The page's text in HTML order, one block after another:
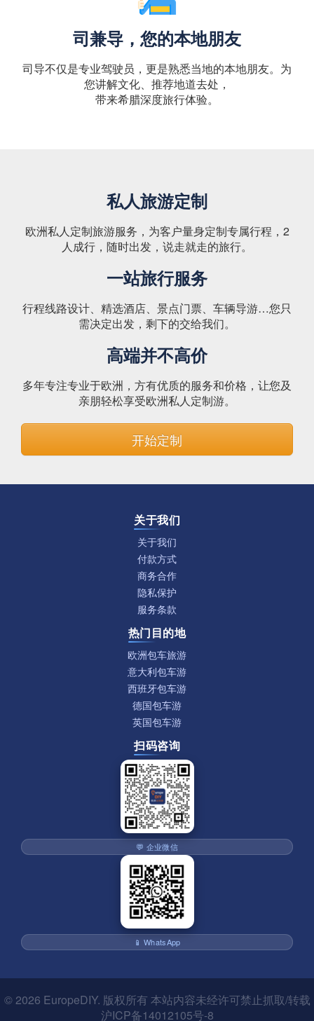
司兼导，您的本地朋友
司导不仅是专业驾驶员，更是熟悉当地的本地朋友。为
您讲解文化、推荐地道去处，
带来希腊深度旅行体验。
私人旅游定制
欧洲私人定制旅游服务，为客户量身定制专属行程，2
人成行，随时出发，说走就走的旅行。
一站旅行服务
行程线路设计、精选酒店、景点门票、车辆导游…您只
需决定出发，剩下的交给我们。
高端并不高价
多年专注专业于欧洲，方有优质的服务和价格，让您及
亲朋轻松享受欧洲私人定制游。
开始定制
关于我们
关于我们
付款方式
商务合作
隐私保护
服务条款
热门目的地
欧洲包车旅游
意大利包车游
西班牙包车游
德国包车游
英国包车游
扫码咨询
💬 企业微信
📱 WhatsApp
© 2026 EuropeDIY. 版权所有 本站内容未经许可禁止抓取/转载
沪ICP备14012105号-8